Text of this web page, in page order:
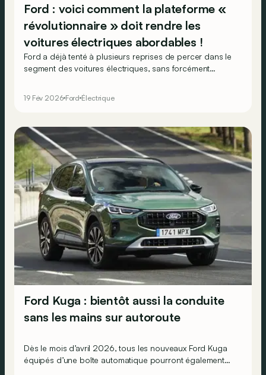
Ford : voici comment la plateforme «
révolutionnaire » doit rendre les
voitures électriques abordables !
Ford a déjà tenté à plusieurs reprises de percer dans le
segment des voitures électriques, sans forcément
plateforme Universal EV devrait marquer une véritable
révolution et servira de base à un premier modèle prévu
19 Fév 2026 Ford Électrique
Ford Kuga : bientôt aussi la conduite
sans les mains sur autoroute
Dès le mois d’avril 2026, tous les nouveaux Ford Kuga
équipés d’une boîte automatique pourront également